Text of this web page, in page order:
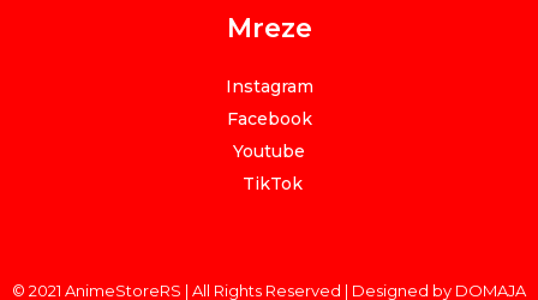
Mreze
Instagram
Facebook
Youtube
TikTok
© 2021 AnimeStoreRS | All Rights Reserved | Designed by DOMAJA